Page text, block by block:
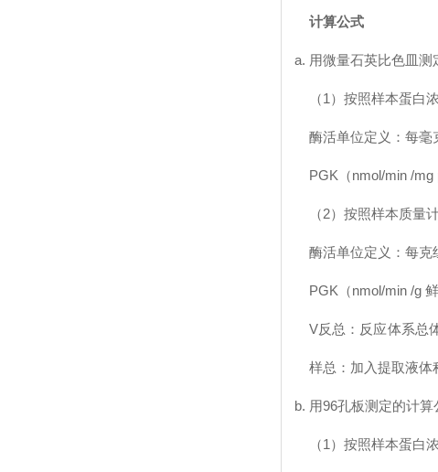
计算公式
用微量石英比色皿
（1）按照样本蛋白
酶活单位定义：每毫
PGK（nmol/min /
（2）按照样本质量
酶活单位定义：每克
PGK（nmol/min /g
V反总：反应体系总
样总：加入提取液体
用96孔板测定的计算
（1）按照样本蛋白